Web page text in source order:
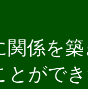
係を
とがで